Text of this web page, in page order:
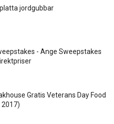
jordgubbar
- Ange Sweepstakes
Gratis Veterans Day Food